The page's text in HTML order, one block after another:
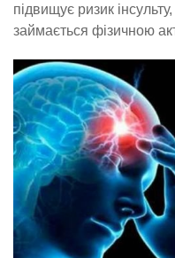
підвищує ризик
займається фізичною